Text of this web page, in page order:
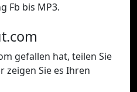
Fb bis MP3.
gefallen hat, teilen Sie
zeigen Sie es Ihren